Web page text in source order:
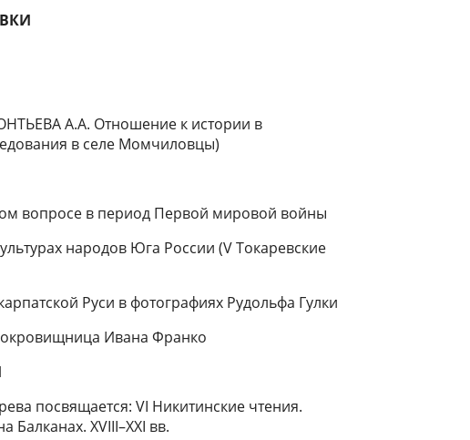
А.А. Отношение к истории в
в селе Момчиловцы)
вопросе в период Первой мировой войны
народов Юга России (V Токаревские
Руси в фотографиях Рудольфа Гулки
Ивана Франко
посвящается: VI Никитинские чтения.
XVIII–XXI вв.